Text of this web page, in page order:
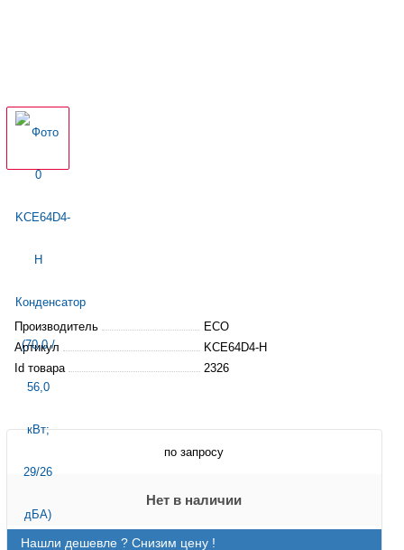
Производитель
ECO
Артикул
KCE64D4-H
Id товара
2326
по запросу
Нет в наличии
Нашли дешевле ? Снизим цену !